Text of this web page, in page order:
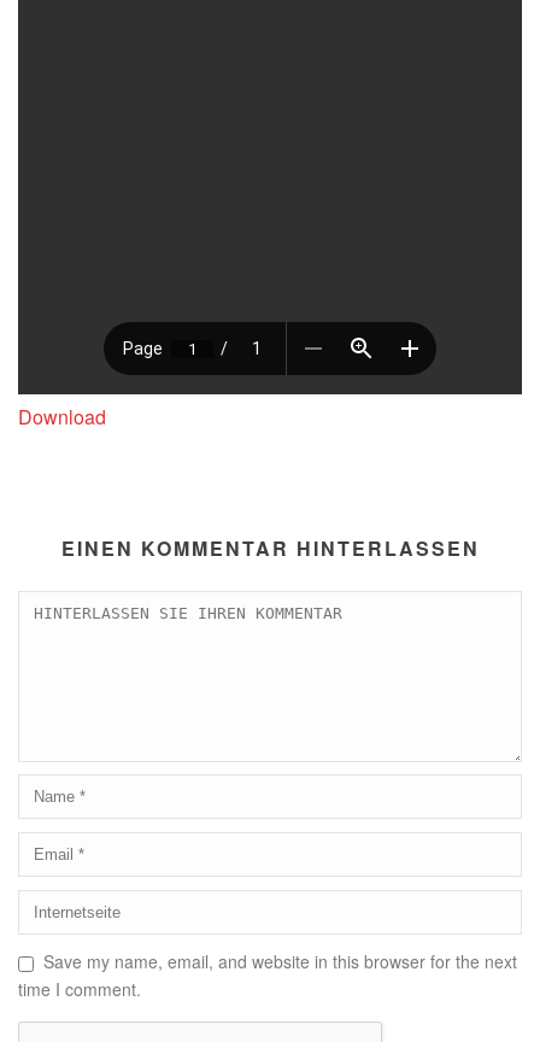
Download
EINEN KOMMENTAR HINTERLASSEN
Save my name, email, and website in this browser for the next
time I comment.